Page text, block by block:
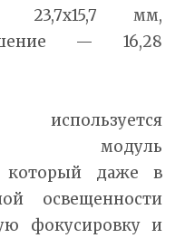
23,7х15,7 мм,
— 16,28
модуль
который даже в
освещенности
фокусировку и